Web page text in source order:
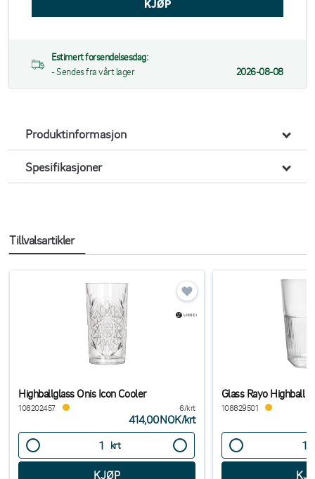
Estimert forsendelsesdag:
- Sendes fra vårt lager
2026-08-08
Produktinformasjon
Spesifikasjoner
Tillvalsartikler
Highballglass Onis Icon Cooler
108202457 6/krt
414,00NOK/krt
krt
Glass Rayo Highball
108829501